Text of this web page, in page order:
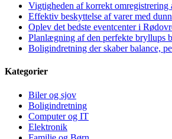
Vigtigheden af korrekt omregistrering
Effektiv beskyttelse af varer med
Oplev det bedste eventcenter i
Planlægning af den perfekte bryllups
Boligindretning der skaber balance,
Kategorier
Biler og sjov
Boligindretning
Computer og IT
Elektronik